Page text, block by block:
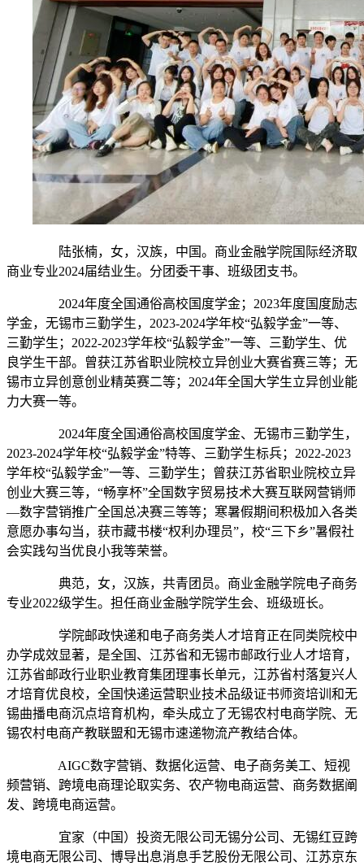
陆张楠，女，汉族，中国。商业金融学院国际经济取
商业专业2024届结业生。分团委干事、班级团支书。
2024年度全国通俗高校国度学金；2023年度国度励志
学金，无锡市三勤学生，2023-2024学年校“弘毅学金”一等、
三勤学生；2022-2023学年校“弘毅学金”一等、三勤学生、优
良学生干部。曾获江苏省职业院校立异创业大赛省赛三等；无
锡市立异创意创业精英赛二等；2024年全国大学生立异创业能
力大赛一等。
2024年度全国通俗高校国度学金、无锡市三勤学生，
2023-2024学年校“弘毅学金”特等、三勤学生标兵；2022-2023
学年校“弘毅学金”一等、三勤学生；曾获江苏省职业院校立异
创业大赛三等，“畅享杯”全国数字贸易技术大赛互联网营销师
—数字营销推广全国总决赛三等等；寒暑假期间积极加入各类
意愿办事勾当，获市藏书楼“权利办理员”，校“三下乡”暑假社
会实践勾当优良小我等荣誉。
典范，女，汉族，共青团员。商业金融学院电子商务
专业2022级学生。担任商业金融学院学生会、班级班长。
学院邮政快递和电子商务类人才培育正在同类院校中
办学成效显著，是全国、江苏省和无锡市邮政行业人才培育，
江苏省邮政行业职业教育集团理事长单元，江苏省村落复兴人
才培育优良校，全国快递运营职业技术品级证书师资培训和无
锡曲播电商沉点培育机构，牵头成立了无锡农村电商学院、无
锡农村电商产教联盟和无锡市速递物流产教结合体。
AIGC数字营销、数据化运营、电子商务美工、短视
频营销、跨境电商理论取实务、农产物电商运营、商务数据阐
发、跨境电商运营。
宜家（中国）投资无限公司无锡分公司、无锡红豆跨
境电商无限公司、博导出息消息手艺股份无限公司、江苏京东